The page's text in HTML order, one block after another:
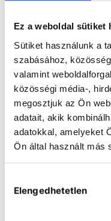
Ez a weboldal sütiket
Sütiket használunk a
szabásához,
valamint
közösségi média-,
megosztjuk az Ön
adatait, akik
adatokkal, amelyeket
Ön által használt más
kiválasztása
Elengedhetetlen
The Esco
safety cabinet
ergonomic
and a raised
its compact size
provides
laboratory work.
and Centurion
ensure both
control.